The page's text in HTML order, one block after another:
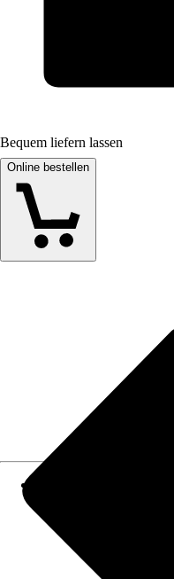
Bequem liefern lassen
Online bestellen